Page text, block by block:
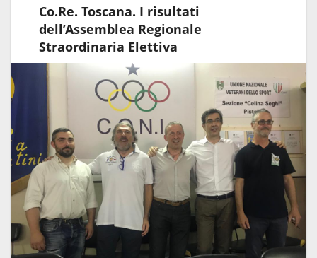
Co.Re. Toscana. I risultati
dell’Assemblea Regionale
Straordinaria Elettiva